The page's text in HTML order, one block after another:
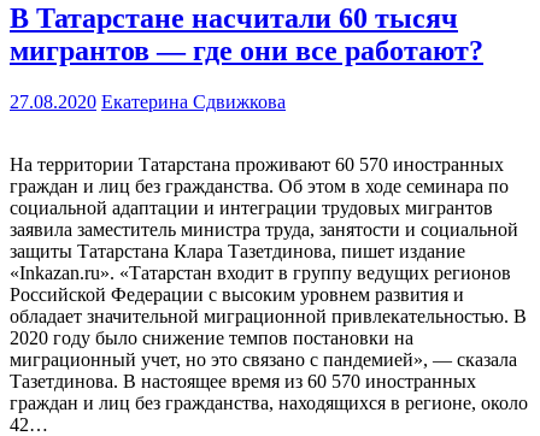
В Татарстане насчитали 60 тысяч
мигрантов — где они все работают?
27.08.2020 Екатерина Сдвижкова
На территории Татарстана проживают 60 570 иностранных
граждан и лиц без гражданства. Об этом в ходе семинара по
социальной адаптации и интеграции трудовых мигрантов
заявила заместитель министра труда, занятости и социальной
защиты Татарстана Клара Тазетдинова, пишет издание
«Inkazan.ru». «Татарстан входит в группу ведущих регионов
Российской Федерации с высоким уровнем развития и
обладает значительной миграционной привлекательностью. В
2020 году было снижение темпов постановки на
миграционный учет, но это связано с пандемией», — сказала
Тазетдинова. В настоящее время из 60 570 иностранных
граждан и лиц без гражданства, находящихся в регионе, около
42…